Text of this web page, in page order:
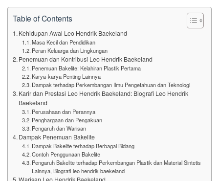
Table of Contents
Kehidupan Awal Leo Hendrik Baekeland
Masa Kecil dan Pendidikan
Peran Keluarga dan Lingkungan
Penemuan dan Kontribusi Leo Hendrik Baekeland
Penemuan Bakelite: Kelahiran Plastik Pertama
Karya-karya Penting Lainnya
Dampak terhadap Perkembangan Ilmu Pengetahuan dan Teknologi
Karir dan Prestasi Leo Hendrik Baekeland: Biografi Leo Hendrik
Baekeland
Perusahaan dan Perannya
Penghargaan dan Pengakuan
Pengaruh dan Warisan
Dampak Penemuan Bakelite
Dampak Bakelite terhadap Berbagai Bidang
Contoh Penggunaan Bakelite
Pengaruh Bakelite terhadap Perkembangan Plastik dan Material Sintetis
Lainnya, Biografi leo hendrik baekeland